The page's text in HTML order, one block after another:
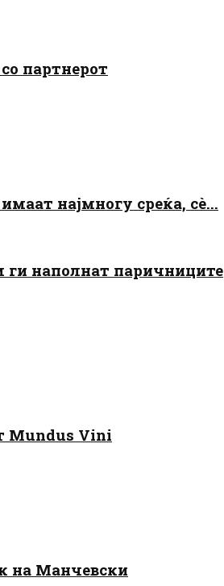
партнерот
најмногу среќа, сè...
ги наполнат паричниците
Mundus Vini
на Манчевски